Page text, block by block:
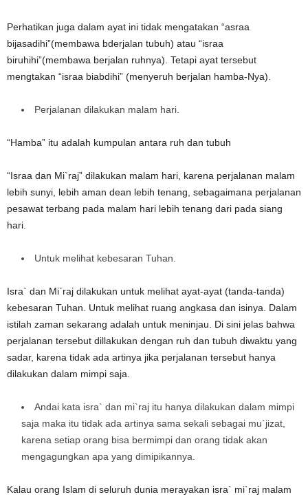
Perhatikan juga dalam ayat ini tidak mengatakan “asraa
bijasadihi”(membawa bderjalan tubuh) atau “israa
biruhihi”(membawa berjalan ruhnya). Tetapi ayat tersebut
mengtakan “israa biabdihi” (menyeruh berjalan hamba-Nya).
Perjalanan dilakukan malam hari.
“Hamba” itu adalah kumpulan antara ruh dan tubuh
“Israa dan Mi`raj” dilakukan malam hari, karena perjalanan malam
lebih sunyi, lebih aman dean lebih tenang, sebagaimana perjalanan
pesawat terbang pada malam hari lebih tenang dari pada siang
hari.
Untuk melihat kebesaran Tuhan.
Isra` dan Mi`raj dilakukan untuk melihat ayat-ayat (tanda-tanda)
kebesaran Tuhan. Untuk melihat ruang angkasa dan isinya. Dalam
istilah zaman sekarang adalah untuk meninjau. Di sini jelas bahwa
perjalanan tersebut dillakukan dengan ruh dan tubuh diwaktu yang
sadar, karena tidak ada artinya jika perjalanan tersebut hanya
dilakukan dalam mimpi saja.
Andai kata isra` dan mi`raj itu hanya dilakukan dalam mimpi
saja maka itu tidak ada artinya sama sekali sebagai mu`jizat,
karena setiap orang bisa bermimpi dan orang tidak akan
mengagungkan apa yang dimipikannya.
Kalau orang Islam di seluruh dunia merayakan isra` mi`raj malam